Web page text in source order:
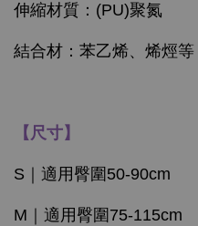
伸縮材質：(PU)聚氮
結合材：苯乙烯、烯烴等
【尺寸】
S｜適用臀圍50-90cm
M｜適用臀圍75-115cm